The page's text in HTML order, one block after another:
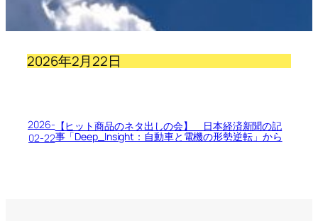
2026年2月22日
2026-
02-22
【ヒット商品のネタ出しの会】 日本経済新聞の記
事「Deep_Insight：自動車と電機の形勢逆転」から